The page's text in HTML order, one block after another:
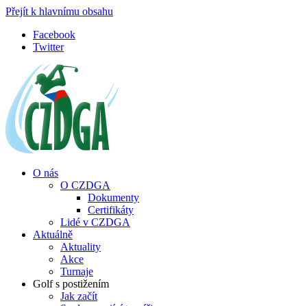
Přejít k hlavnímu obsahu
Facebook
Twitter
O nás
O CZDGA
Dokumenty
Certifikáty
Lidé v CZDGA
Aktuálně
Aktuality
Akce
Turnaje
Golf s postižením
Jak začít